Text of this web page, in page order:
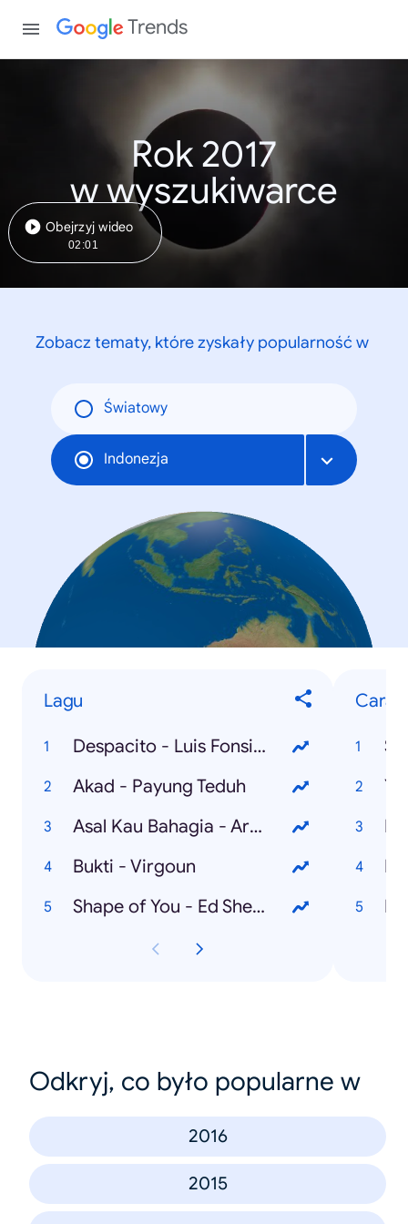
Trends
Rok 2017
w wyszukiwarce
Obejrzyj wideo
02:01
Zobacz tematy, które zyskały popularność w
Światowy
Indonezja
Lagu
Despacito - Luis Fonsi ft. Daddy Yankee
Akad - Payung Teduh
Asal Kau Bahagia - Armada
Bukti - Virgoun
Shape of You - Ed Sheeran
Cara
Odkryj, co było popularne w
2016
2015